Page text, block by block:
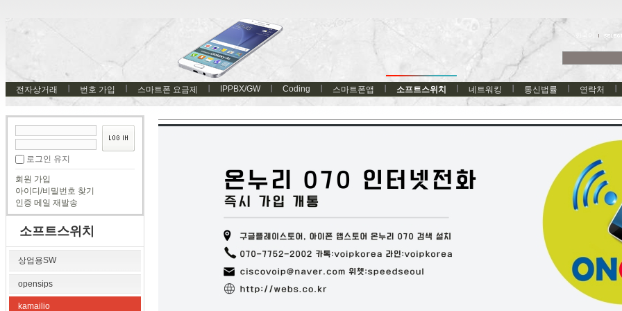
전자상거래 번호 가입 스마트폰 요금제 IPPBX/GW Coding 스마트폰앱 소프트스위치 네트워킹 통신법률 연락처
로그인 유지
회원 가입
아이디/비밀번호 찾기
인증 메일 재발송
소프트스위치
상업용SW
opensips
kamailio